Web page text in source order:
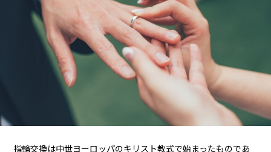
指輪交換は中世ヨーロッパのキリスト教式で始まったものであ